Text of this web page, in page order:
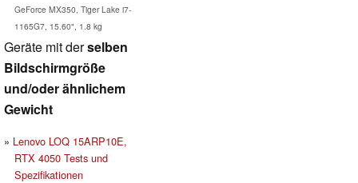
GeForce MX350, Tiger Lake i7-
1165G7, 15.60", 1.8 kg
Geräte mit derselben
Bildschirmgröße
und/oder ähnlichem
Gewicht
Lenovo LOQ 15ARP10E,
RTX 4050 Tests und
Spezifikationen